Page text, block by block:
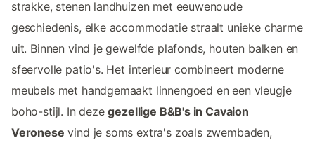
strakke, stenen landhuizen met eeuwenoude
geschiedenis, elke accommodatie straalt unieke charme
uit. Binnen vind je gewelfde plafonds, houten balken en
sfeervolle patio's. Het interieur combineert moderne
meubels met handgemaakt linnengoed en een vleugje
boho-stijl. In dezegezellige B&B's in Cavaion
Veronese vind je soms extra's zoals zwembaden,